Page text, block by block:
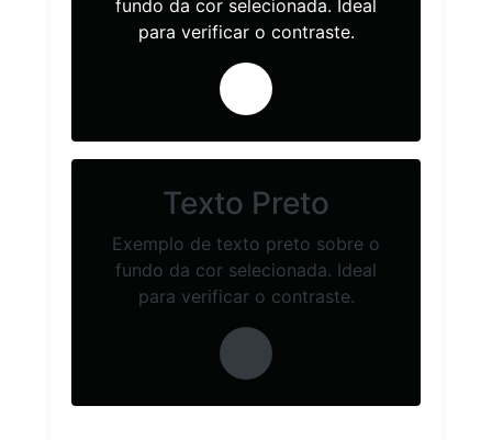
fundo da cor selecionada. Ideal
para verificar o contraste.
Texto Preto
Exemplo de texto preto sobre o
fundo da cor selecionada. Ideal
para verificar o contraste.